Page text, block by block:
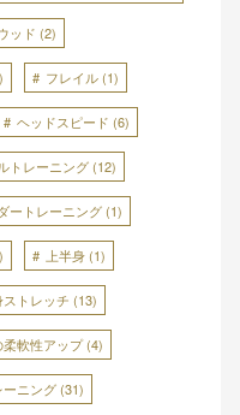
ッド (2)
フレイル (1)
ヘッドスピード (6)
トレーニング (12)
ートレーニング (1)
上半身 (1)
ストレッチ (13)
軟性アップ(4)
ニング (31)